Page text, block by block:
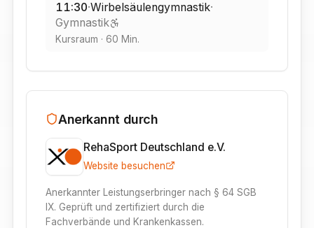
11:30·Wirbelsäulengymnastik·
Gymnastik
Kursraum · 60 Min.
Anerkannt durch
RehaSport Deutschland e.V.
Website besuchen
Anerkannter Leistungserbringer nach § 64 SGB
IX. Geprüft und zertifiziert durch die
Fachverbände und Krankenkassen.